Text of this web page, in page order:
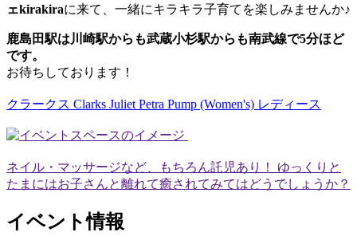
ェkirakiraに来て、一緒にキラキラ子育てを楽しみませんか♪
鹿島田駅は川崎駅からも武蔵小杉駅からも南武線で5分ほど
です。
お待ちしております！
クラークス Clarks Juliet Petra Pump (Women's) レディース
ネイル・マッサージなど、もちろん託児あり！ ゆっくりと
たまにはお子さんと離れて癒されてみてはどうでしょうか？
イベント情報